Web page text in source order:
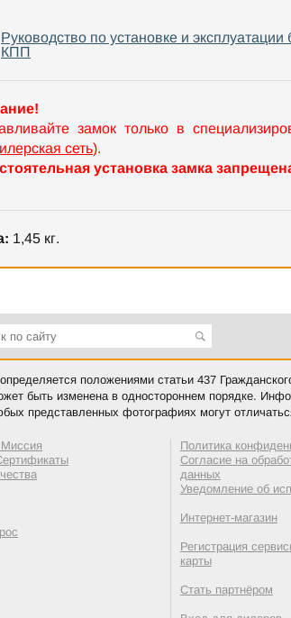
Руководство по установке и эксплуатации
КПП
замок только в
сеть).
установка замка
1,45 кг.
положениями статьи 437
быть изменена в одностороннем порядке.
представленных фотографиях могут
Политика
Согласие на
данных
Уведомление об
Интернет-магазин
Регистрация
карты
Стать партнёром